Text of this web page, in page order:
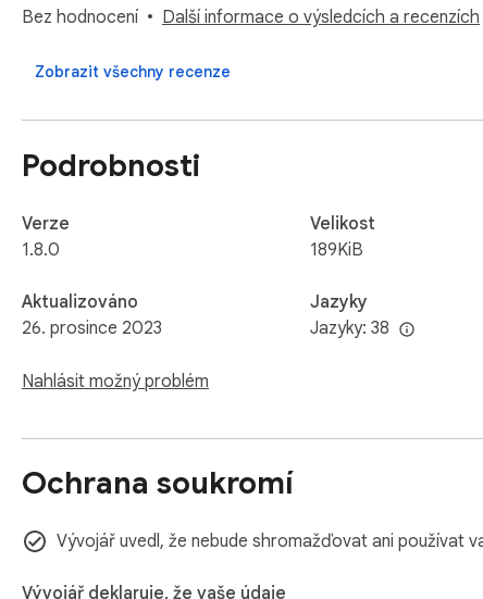
🌟 Don’t miss this chance to relive the magic of Flappy
🌟Install Flappy Bird for Chrome now and start your Flappy
🕹️You can play more games by clicking on the More
Bez hodnocení Další informace o výsledcích a recenzích
Zobrazit všechny recenze
Podrobnosti
Verze
1.8.0
Aktualizováno
26. prosince 2023
Nahlásit možný problém
Velikost
189KiB
Jazyky
Jazyky: 38
Ochrana soukromí
Vývojář uvedl, že nebude shromažďovat ani používat
Vývojář deklaruje, že vaše údaje